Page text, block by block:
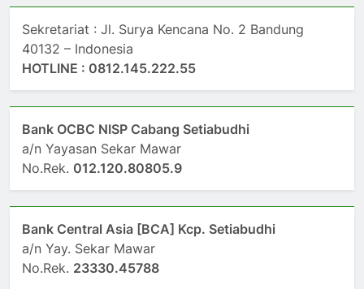
Sekretariat : Jl. Surya Kencana No. 2 Bandung
40132 – Indonesia
HOTLINE : 0812.145.222.55
Bank OCBC NISP Cabang Setiabudhi
a/n Yayasan Sekar Mawar
No.Rek. 012.120.80805.9
Bank Central Asia [BCA] Kcp. Setiabudhi
a/n Yay. Sekar Mawar
No.Rek. 23330.45788